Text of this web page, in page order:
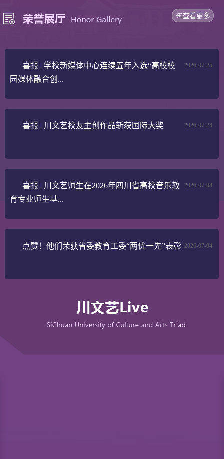
查看更多
2026-07-25
喜报 | 学校新媒体中心连续五年入选“高校校
园媒体融合创...
2026-07-24
喜报 | 川文艺校友主创作品斩获国际大奖
2026-07-08
喜报 | 川文艺师生在2026年四川省高校音乐教
育专业师生基...
2026-07-04
点赞！他们荣获省委教育工委“两优一先”表彰